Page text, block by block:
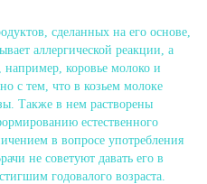
сделанных на его основе,
аллергической реакции, а
коровье молоко и
с тем, что в козьем молоке
Также в нем растворены
естественного
в вопросе употребления
не советуют давать его в
годовалого возраста.